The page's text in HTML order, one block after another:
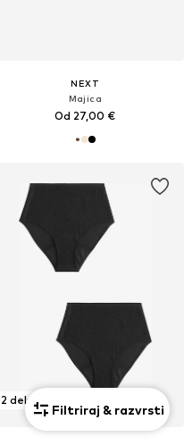
NEXT
Majica
Od 27,00 €
2 delno pakiranje
Filtriraj & razvrsti